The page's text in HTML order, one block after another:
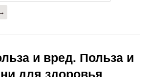
и вред. Польза и